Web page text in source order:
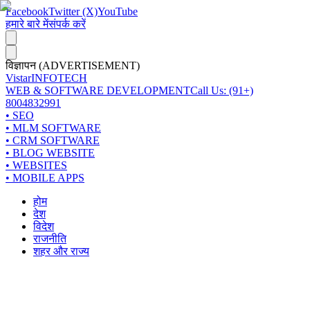
FacebookTwitter (X)YouTube
हमारे बारे मेंसंपर्क करें
विज्ञापन (ADVERTISEMENT)
VistarINFOTECH
WEB & SOFTWARE DEVELOPMENTCall Us: (91+)
8004832991
• SEO
• MLM SOFTWARE
• CRM SOFTWARE
• BLOG WEBSITE
• WEBSITES
• MOBILE APPS
होम
देश
विदेश
राजनीति
शहर और राज्य